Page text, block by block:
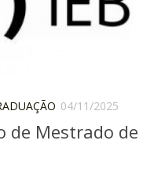
04/11/2025
de Mestrado de